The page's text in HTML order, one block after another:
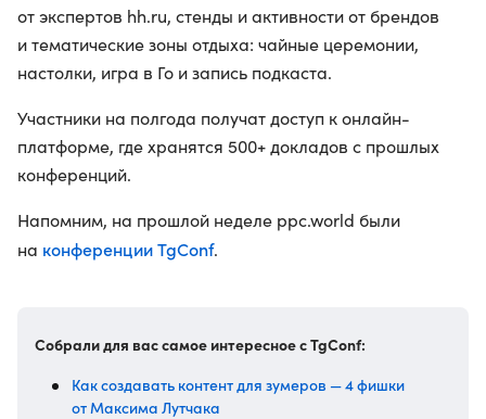
от экспертов hh.ru, стенды и активности от брендов
и тематические зоны отдыха: чайные церемонии,
настолки, игра в Го и запись подкаста.
Участники на полгода получат доступ к онлайн-
платформе, где хранятся 500+ докладов с прошлых
конференций.
Напомним, на прошлой неделе ppc.world были
на конференции TgConf.
Собрали для вас самое интересное с TgConf:
Как создавать контент для зумеров — 4 фишки
от Максима Лутчака